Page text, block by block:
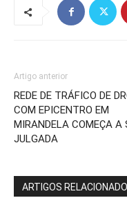
Artigo anterior
REDE DE TRÁFICO DE
COM EPICENTRO EM
MIRANDELA COMEÇA A
JULGADA
ARTIGOS